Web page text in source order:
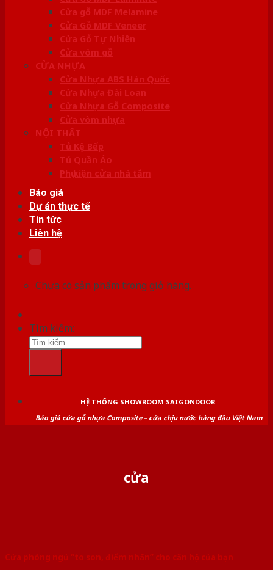
Cửa gỗ MDF Melamine
Cửa Gỗ MDF Veneer
Cửa Gỗ Tự Nhiên
Cửa vòm gỗ
CỬA NHỰA
Cửa Nhựa ABS Hàn Quốc
Cửa Nhựa Đài Loan
Cửa Nhựa Gỗ Composite
Cửa vòm nhựa
NỘI THẤT
Tủ Kệ Bếp
Tủ Quần Áo
Phụ kiện cửa nhà tắm
Báo giá
Dự án thực tế
Tin tức
Liên hệ
Chưa có sản phẩm trong giỏ hàng.
Tìm kiếm:
HỆ THỐNG SHOWROOM SAIGONDOOR
Báo giá cửa gỗ nhựa Composite – cửa chịu nước hàng đầu Việt Nam
cửa
Cửa phòng ngủ “to son, điểm nhấn” cho căn hộ của bạn